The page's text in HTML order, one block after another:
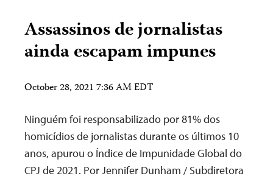
Assassinos de jornalistas
ainda escapam impunes
October 28, 2021 7:36 AM EDT
Ninguém foi responsabilizado por 81% dos
homicídios de jornalistas durante os últimos 10
anos, apurou o Índice de Impunidade Global do
CPJ de 2021. Por Jennifer Dunham / Subdiretora